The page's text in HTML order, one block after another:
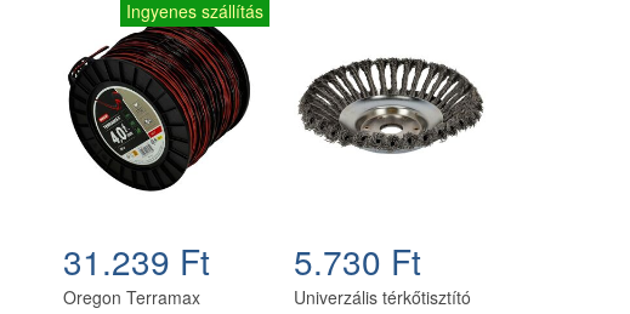
Ingyenes szállítás
31.239 Ft
Oregon Terramax
5.730 Ft
Univerzális térkőtisztító